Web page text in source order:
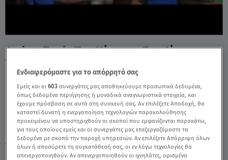
Cash or Trash: Ένα Κόσμημα Που Δίνει
Vintage Καλαισθησία - Video
TAGS: CASH OR TRASH ΔΕΣΠΟΙΝΑ ΜΟΙΡΑΡΑΚΗ
Ενδιαφερόμαστε για το απόρρητό σας
Εμείς και οι603 συνεργάτες μας αποθηκεύουμε προσωπικά δεδομένα,
όπως δεδομένα περιήγησης ή μοναδικά αναγνωριστικά στοιχεία, και
έχουμε πρόσβαση σε αυτά στη συσκευή σας. Αν επιλέξετε Αποδοχή, θα
καταστεί δυνατή η ενεργοποίηση τεχνολογιών παρακολούθησης
προκειμένου να υποστηριχθούν οι σκοποί που εμφανίζονται παρακάτω,
για τους οποίους εμείς και οι συνεργάτες μας επεξεργαζόμαστε τα
δεδομένα με σκοπό την παροχή υπηρεσιών. Αν επιλέξετε Απόρριψη όλων
όλων ή αποσύρετε τη συγκατάθεσή σας, οι εν λόγω τεχνολογίες θα
απενεργοποιηθούν. Αν απενεργοποιηθούν οι ιχνηλάτες, ορισμένο